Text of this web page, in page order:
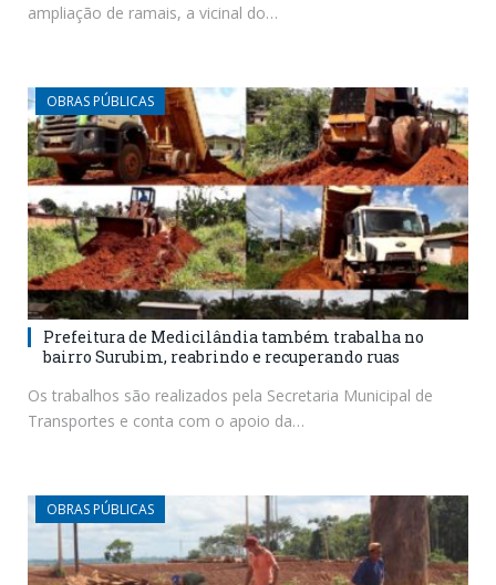
ampliação de ramais, a vicinal do…
OBRAS PÚBLICAS
Prefeitura de Medicilândia também trabalha no
bairro Surubim, reabrindo e recuperando ruas
Os trabalhos são realizados pela Secretaria Municipal de
Transportes e conta com o apoio da…
OBRAS PÚBLICAS